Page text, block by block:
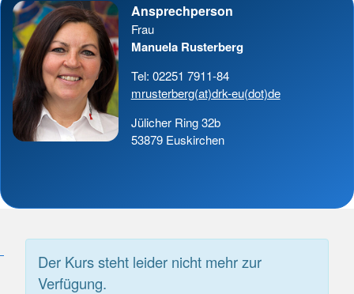
Ansprechperson
Frau
Manuela Rusterberg
Tel: 02251 7911-84
mrusterberg(at)drk-eu(dot)de
Jülicher Ring 32b
53879 Euskirchen
Der Kurs steht leider nicht mehr zur
Verfügung.